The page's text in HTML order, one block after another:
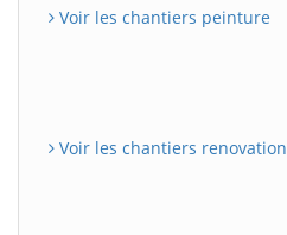
Voir les chantiers peinture
Voir les chantiers renovation